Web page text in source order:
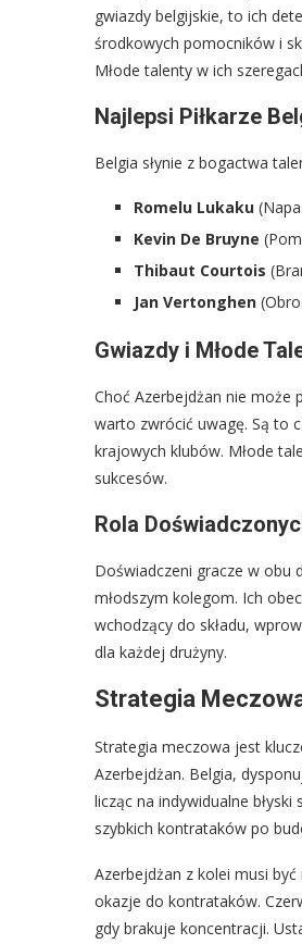
gwiazdy belgijskie, to ich
środkowych pomocników i
Młode talenty w ich
Najlepsi Piłkarze
Belgia słynie z bogactwa
Romelu Lukaku
Kevin De Bruyne
Thibaut Courtois
Jan Vertonghen
Gwiazdy i Młode
Choć Azerbejdżan nie może
warto zwrócić uwagę. Są to
krajowych klubów. Młode
sukcesów.
Rola
Doświadczeni gracze w obu
młodszym kolegom. Ich
wchodzący do składu,
dla każdej drużyny.
Strategia
Strategia meczowa jest
Azerbejdżan. Belgia,
licząc na indywidualne
szybkich kontrataków po
Azerbejdżan z kolei musi
okazje do kontrataków.
gdy brakuje koncentracji.